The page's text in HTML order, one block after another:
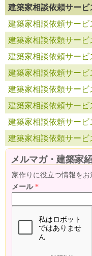
建築家相談依頼サービ
建築家相談依頼サー
建築家相談依頼サービ
建築家相談依頼サービ
建築家相談依頼サー
建築家相談依頼サービ
建築家相談依頼サー
建築家相談依頼サー
建築家相談依頼サー
メルマガ・建築家
家作りに役立つ情報をお
メール*